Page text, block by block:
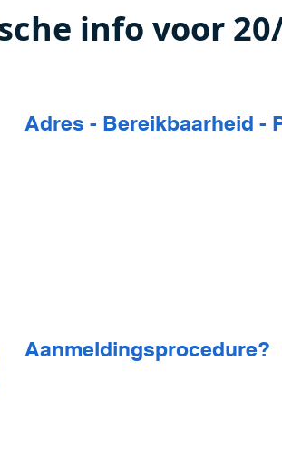
info voor
Adres - Bereikbaarheid -
Aanmeldingsprocedure?